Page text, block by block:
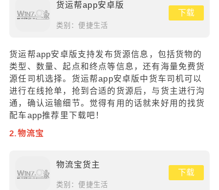
货运帮app安卓版
类别：便捷生活
下载
货运帮app安卓版支持发布货源信息，包括货物的
类型、数量、起点和终点等信息，还有海量免费货
源任司机选择。货运帮app安卓版中货车司机可以
进行在线抢单，抢到合适的货源后，与货主进行沟
通，确认运输细节。觉得有用的话就来好用的找货
配车app推荐里下载吧！
2.物流宝
物流宝货主
类别：便捷生活
下载